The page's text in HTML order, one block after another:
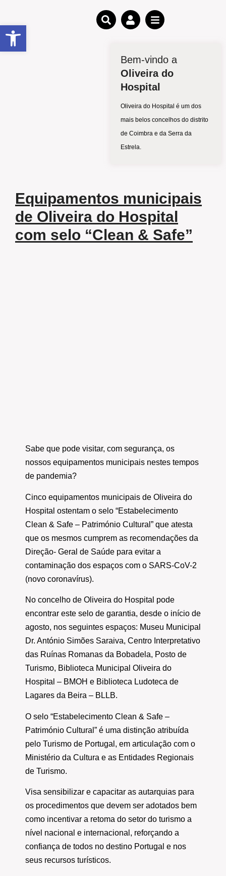
Bem-vindo a
Oliveira do
Hospital
Oliveira do Hospital é um dos
mais belos concelhos do distrito
de Coimbra e da Serra da
Estrela.
Equipamentos municipais
de Oliveira do Hospital
com selo “Clean & Safe”
Sabe que pode visitar, com segurança, os
nossos equipamentos municipais nestes tempos
de pandemia?
Cinco equipamentos municipais de Oliveira do
Hospital ostentam o selo “Estabelecimento
Clean & Safe – Património Cultural” que atesta
que os mesmos cumprem as recomendações da
Direção- Geral de Saúde para evitar a
contaminação dos espaços com o SARS-CoV-2
(novo coronavírus).
No concelho de Oliveira do Hospital pode
encontrar este selo de garantia, desde o início de
agosto, nos seguintes espaços: Museu Municipal
Dr. António Simões Saraiva, Centro Interpretativo
das Ruínas Romanas da Bobadela, Posto de
Turismo, Biblioteca Municipal Oliveira do
Hospital – BMOH e Biblioteca Ludoteca de
Lagares da Beira – BLLB.
O selo “Estabelecimento Clean & Safe –
Património Cultural” é uma distinção atribuída
pelo Turismo de Portugal, em articulação com o
Ministério da Cultura e as Entidades Regionais
de Turismo.
Visa sensibilizar e capacitar as autarquias para
os procedimentos que devem ser adotados bem
como incentivar a retoma do setor do turismo a
nível nacional e internacional, reforçando a
confiança de todos no destino Portugal e nos
seus recursos turísticos.
Open toolbar